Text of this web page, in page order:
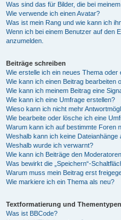
Was sind das für Bilder, die bei
Wie verwende ich einen Avatar?
Was ist mein Rang und wie kann ich
Wenn ich bei einem Benutzer auf den
anzumelden.
Beiträge schreiben
Wie erstelle ich ein neues Thema oder
Wie kann ich einen Beitrag bearbeiten
Wie kann ich meinem Beitrag eine
Wie kann ich eine Umfrage erstellen?
Wieso kann ich nicht mehr
Wie bearbeite oder lösche ich eine
Warum kann ich auf bestimmte Foren
Weshalb kann ich keine Dateianhänge
Weshalb wurde ich verwarnt?
Wie kann ich Beiträge den
Was bewirkt die „Speichern“-
Warum muss mein Beitrag erst
Wie markiere ich ein Thema als neu?
Textformatierung und Thementypen
Was ist BBCode?